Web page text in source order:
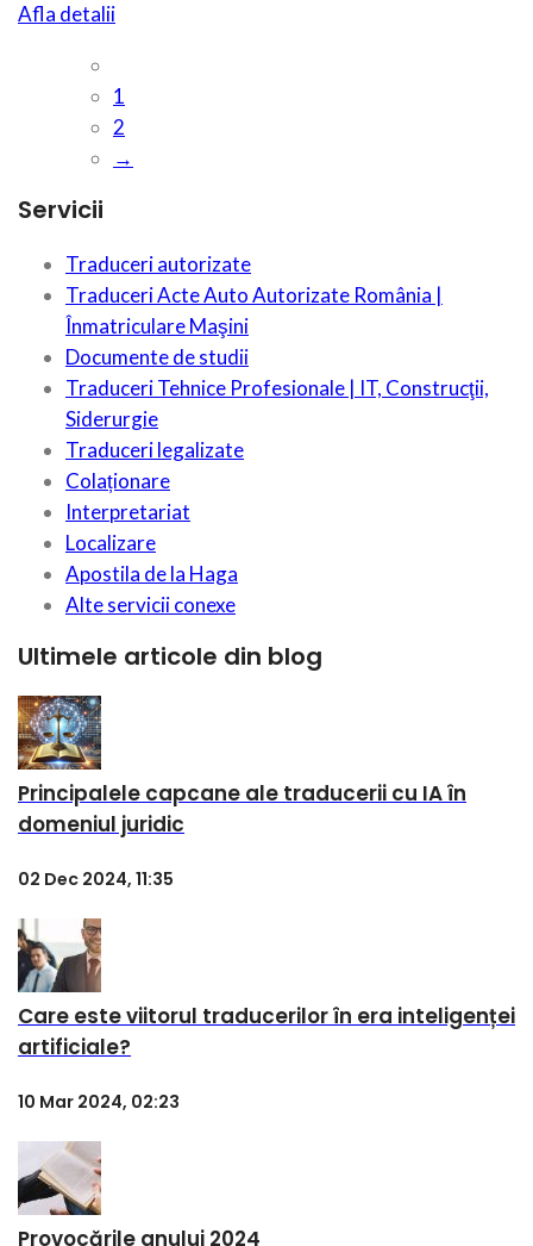
Afla detalii
1
2
→
Servicii
Traduceri autorizate
Traduceri Acte Auto Autorizate România |
Înmatriculare Maşini
Documente de studii
Traduceri Tehnice Profesionale | IT, Construcţii,
Siderurgie
Traduceri legalizate
Colaționare
Interpretariat
Localizare
Apostila de la Haga
Alte servicii conexe
Ultimele articole din blog
Principalele capcane ale traducerii cu IA în
domeniul juridic
02 Dec 2024, 11:35
Care este viitorul traducerilor în era inteligenței
artificiale?
10 Mar 2024, 02:23
Provocările anului 2024